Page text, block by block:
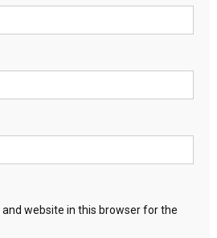
website in this browser for the